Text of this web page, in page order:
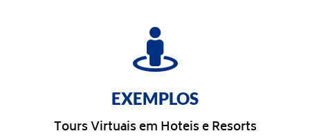
EXEMPLOS
Tours Virtuais em Hoteis e Resorts